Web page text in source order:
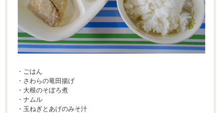
・ごはん
・さわらの竜田揚げ
・大根のそぼろ煮
・ナムル
・玉ねぎとあげのみそ汁